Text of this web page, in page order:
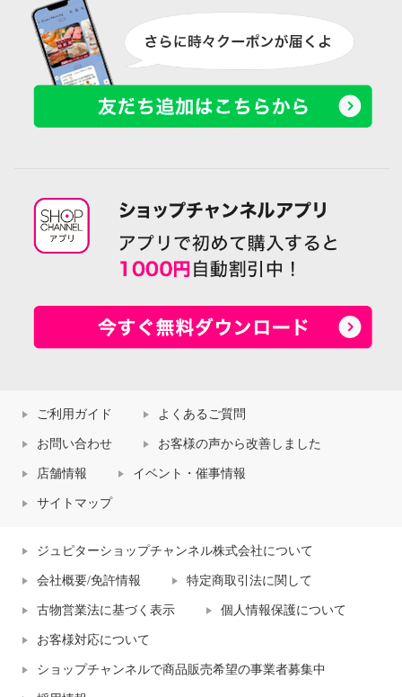
ご利用ガイド よくあるご質問
お問い合わせ お客様の声から改善しました
店舗情報 イベント・催事情報
サイトマップ
ジュピターショップチャンネル株式会社について
会社概要/免許情報 特定商取引法に関して
古物営業法に基づく表示 個人情報保護について
お客様対応について
ショップチャンネルで商品販売希望の事業者募集中